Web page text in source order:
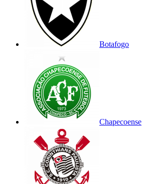
Botafogo
Chapecoense